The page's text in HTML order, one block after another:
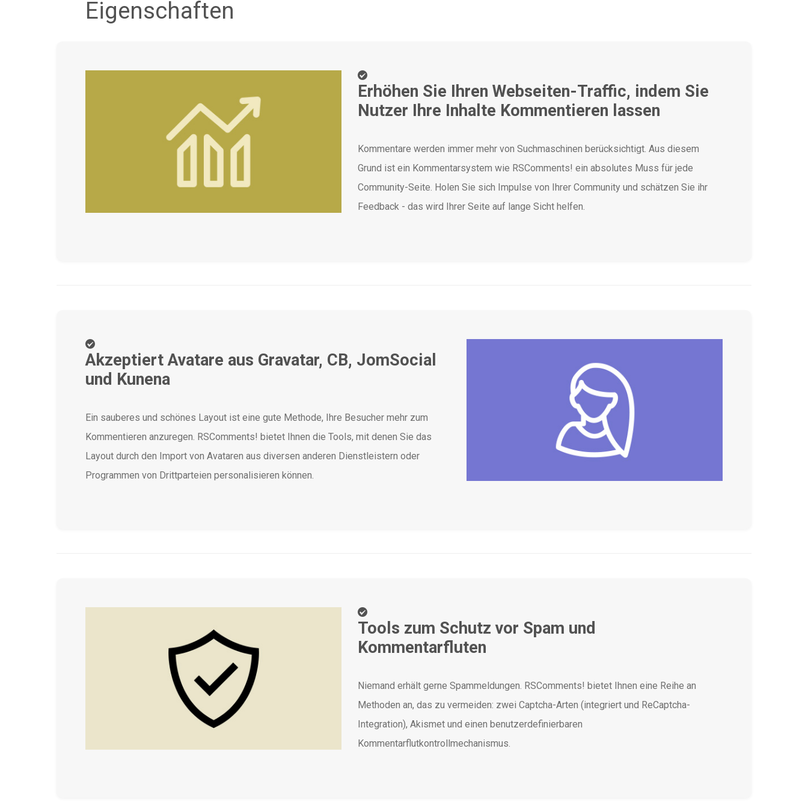
Eigenschaften
Erhöhen Sie Ihren Webseiten-Traffic, indem Sie
Nutzer Ihre Inhalte Kommentieren lassen
Kommentare werden immer mehr von Suchmaschinen berücksichtigt. Aus diesem
Grund ist ein Kommentarsystem wie RSComments! ein absolutes Muss für jede
Community-Seite. Holen Sie sich Impulse von Ihrer Community und schätzen Sie ihr
Feedback - das wird Ihrer Seite auf lange Sicht helfen.
Akzeptiert Avatare aus Gravatar, CB, JomSocial
und Kunena
Ein sauberes und schönes Layout ist eine gute Methode, Ihre Besucher mehr zum
Kommentieren anzuregen. RSComments! bietet Ihnen die Tools, mit denen Sie das
Layout durch den Import von Avataren aus diversen anderen Dienstleistern oder
Programmen von Drittparteien personalisieren können.
Tools zum Schutz vor Spam und
Kommentarfluten
Niemand erhält gerne Spammeldungen. RSComments! bietet Ihnen eine Reihe an
Methoden an, das zu vermeiden: zwei Captcha-Arten (integriert und ReCaptcha-
Integration), Akismet und einen benutzerdefinierbaren
Kommentarflutkontrollmechanismus.